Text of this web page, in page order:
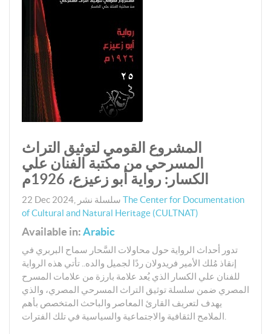
المشروع القومي لتوثيق التراث
المسرحي من مكتبة الفنان علي
الكسار: رواية أبو زعيزع، 1926م
22 Dec 2024 سلسلة نشر The Center for Documentation
of Cultural and Natural Heritage (CULTNAT)
Available in:Arabic
تدور أحداث الرواية حول محاولات السَّحار سماح البربري في
إنقاذ مُلك الأمير فريدولان ردًا لجميل والده.. تأتي هذه الرواية
للفنان علي الكسار الذي يُعد علامة بارزة من علامات المسرح
المصري ضمن سلسلة توثيق التراث المسرحي المصري، والذي
يهدف لتعريف القارئ المعاصر والباحث المتخصص بأهم